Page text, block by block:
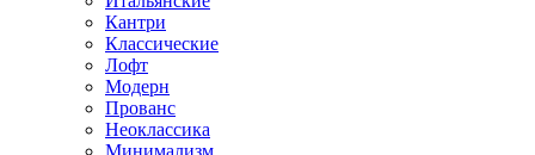
Кантри
Классические
Лофт
Модерн
Прованс
Неоклассика
Минимализм